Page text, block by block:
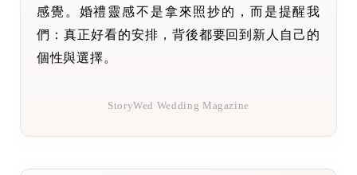
感覺。婚禮靈感不是拿來照抄的，而是提醒我
們：真正好看的安排，背後都要回到新人自己的
個性與選擇。
StoryWed Wedding Magazine